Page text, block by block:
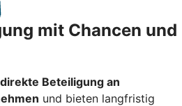
mit Chancen und
direkte Beteiligung an
und bieten langfristig